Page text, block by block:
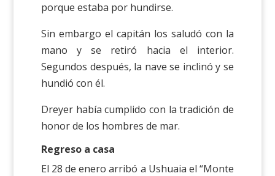
porque estaba por hundirse.
Sin embargo el capitán los saludó con la
mano y se retiró hacia el interior.
Segundos después, la nave se inclinó y se
hundió con él.
Dreyer había cumplido con la tradición de
honor de los hombres de mar.
Regreso a casa
El 28 de enero arribó a Ushuaia el “Monte